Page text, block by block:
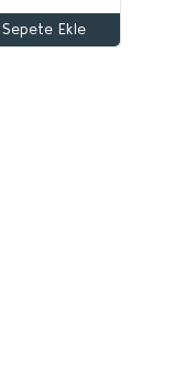
Sepete Ekle